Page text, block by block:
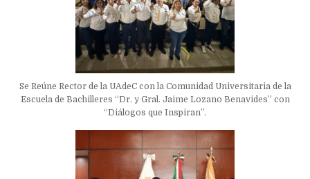
Se Reúne Rector de la UAdeC con la Comunidad Universitaria de la
Escuela de Bachilleres “Dr. y Gral. Jaime Lozano Benavides” con
“Diálogos que Inspiran”.